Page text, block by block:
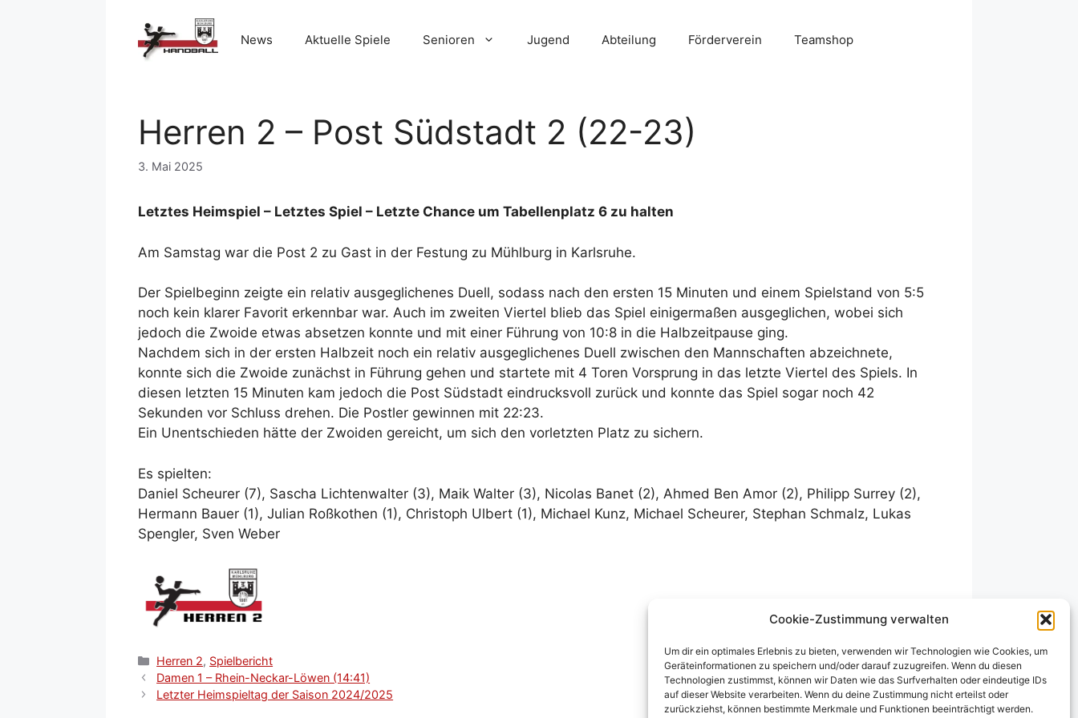
Cookie-Zustimmung verwalten
Um dir ein optimales Erlebnis zu bieten, verwenden wir Technologien wie Cookies, um
Geräteinformationen zu speichern und/oder darauf zuzugreifen. Wenn du diesen
Technologien zustimmst, können wir Daten wie das Surfverhalten oder eindeutige IDs
auf dieser Website verarbeiten. Wenn du deine Zustimmung nicht erteilst oder
zurückziehst, können bestimmte Merkmale und Funktionen beeinträchtigt werden.
News Aktuelle Spiele Senioren Jugend Abteilung Förderverein Teamshop
Herren 2 – Post Südstadt 2 (22-23)
3. Mai 2025
Letztes Heimspiel – Letztes Spiel – Letzte Chance um Tabellenplatz 6 zu halten
Am Samstag war die Post 2 zu Gast in der Festung zu Mühlburg in Karlsruhe.
Der Spielbeginn zeigte ein relativ ausgeglichenes Duell, sodass nach den ersten 15 Minuten und einem Spielstand von 5:5
noch kein klarer Favorit erkennbar war. Auch im zweiten Viertel blieb das Spiel einigermaßen ausgeglichen, wobei sich
jedoch die Zwoide etwas absetzen konnte und mit einer Führung von 10:8 in die Halbzeitpause ging.
Nachdem sich in der ersten Halbzeit noch ein relativ ausgeglichenes Duell zwischen den Mannschaften abzeichnete,
konnte sich die Zwoide zunächst in Führung gehen und startete mit 4 Toren Vorsprung in das letzte Viertel des Spiels. In
diesen letzten 15 Minuten kam jedoch die Post Südstadt eindrucksvoll zurück und konnte das Spiel sogar noch 42
Sekunden vor Schluss drehen. Die Postler gewinnen mit 22:23.
Ein Unentschieden hätte der Zwoiden gereicht, um sich den vorletzten Platz zu sichern.
Es spielten:
Daniel Scheurer (7), Sascha Lichtenwalter (3), Maik Walter (3), Nicolas Banet (2), Ahmed Ben Amor (2), Philipp Surrey (2),
Hermann Bauer (1), Julian Roßkothen (1), Christoph Ulbert (1), Michael Kunz, Michael Scheurer, Stephan Schmalz, Lukas
Spengler, Sven Weber
Kategorien
Herren 2, Spielbericht
Damen 1 – Rhein-Neckar-Löwen (14:41)
Letzter Heimspieltag der Saison 2024/2025